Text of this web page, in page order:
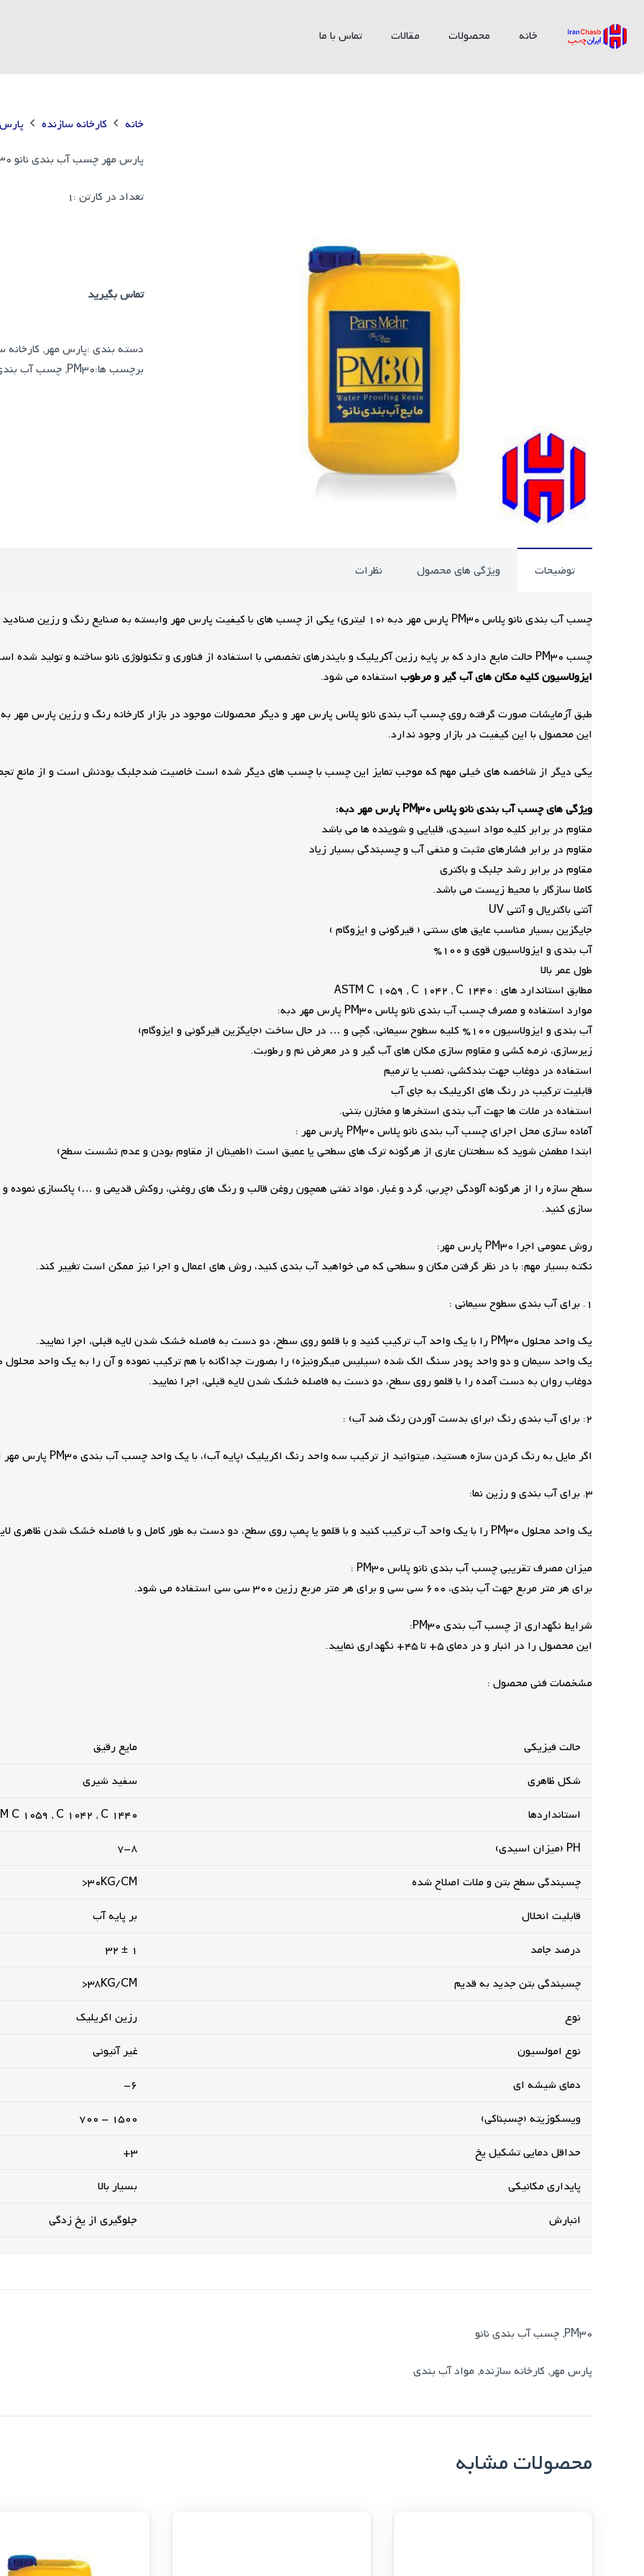
خانه محصولات مقالات تماس با ما
خانه کارخانه سازنده
پارس مهر چسب آب بندی نانو PM30 دبه
تعداد در کارتن :1
تماس بگیرید
دسته بندی :پارس مهر, کارخانه
برچسب ها:PM30
, چسب آب بندی
توضیحات ویژگی های محصول نظرات
چسب آب بندی نانو پلاس PM30 پارس مهر دبه (10 لیتری) یکی از چسب های با کیفیت پارس مهر وابسته به صنایع رنگ و رزین صنادید است که عضو انجمن بتن ایران می باشد.
چسب PM30 حالت مایع دارد که بر پایه رزین آکریلیک و بایندرهای تخصصی با استفاده از فناوری و تکنولوژی نانو ساخته و تولید شده است و صد در صد
ایزولاسیون کلیه مکان های آب گیر و مرطوب استفاده می شود.
این محصول با این کیفیت در بازار وجود ندارد.
یکی دیگر از شاخصه های خیلی مهم که موجب تمایز این چسب با چسب های دیگر شده است خاصیت ضدجلبک بودنش است و از مانع
ویژگی های چسب آب بندی نانو پلاس PM30 پارس مهر دبه:
مقاوم در برابر کلیه مواد اسیدی، قلیایی و شوینده ها می باشد
مقاوم در برابر فشارهای مثبت و منفی آب و چسبندگی بسیار زیاد
مقاوم در برابر رشد جلبک و باکتری
کاملا سازگار با محیط زیست می باشد.
آنتی باکتریال و آنتی UV
جایگزین بسیار مناسب عایق های سنتی ( قیرگونی و ایزوگام )
آب بندی و ایزولاسیون قوی و 100%
طول عمر بالا
مطابق استاندارد های : ASTM C 1059 , C 1042 , C 1440
موارد استفاده و مصرف چسب آب بندی نانو پلاس PM30 پارس مهر دبه:
آب بندی و ایزولاسیون 100% کلیه سطوح سیمانی، گچی و … در حال ساخت (جایگزین قیرگونی و ایزوگام)
زیرسازی، نرمه کشی و مقاوم سازی مکان های آب گیر و در معرض نم و رطوبت.
استفاده در دوغاب جهت بندکشی، نصب یا ترمیم
قابلیت ترکیب در رنگ های اکریلیک به جای آب
استفاده در ملات ها جهت آب بندی استخرها و مخازن بتنی.
آماده سازی محل اجرای چسب آب بندی نانو پلاس PM30 پارس مهر :
ابتدا مطمئن شوید که سطحتان عاری از هرگونه ترک های سطحی یا عمیق است (اطمینان از مقاوم بودن و عدم نشست سطح)
سطح سازه را از هرگونه آلودگی (چربی، گرد و غبار، مواد نفتی همچون روغن قالب و رنگ های روغنی، روکش قدیمی و …) پاکسازی
سازی کنید.
روش عمومی اجرا PM30 پارس مهر:
نکته بسیار مهم: با در نظر گرفتن مکان و سطحی که می خواهید آب بندی کنید، روش های اعمال و اجرا نیز ممکن است تغییر کند.
1. برای آب بندی سطوح سیمانی :
یک واحد محلول PM30 را با یک واحد آب ترکیب کنید و با قلمو روی سطح، دو دست به فاصله خشک شدن لایه قبلی، اجرا نمایید.
دوغاب روان به دست آمده را با قلمو روی سطح، دو دست به فاصله خشک شدن لایه قبلی، اجرا نمایید.
2: برای آب بندی رنگ (برای بدست آوردن رنگ ضد آب) :
اگر مایل به رنگ کردن سازه هستید، می­توانید از ترکیب سه واحد رنگ اکریلیک (پایه آب)، با یک واحد چسب آب بندی PM30 پارس مهر استفاده کنید.
3. برای آب بندی و رزین نما:
یک واحد محلول PM30 را با یک واحد آب ترکیب کنید و با قلمو یا پمپ روی سطح، دو دست به طور کامل و با فاصله خشک شدن ظاهری لایه اول اجرا نمایید.
میزان مصرف تقریبی چسب آب بندی نانو پلاس PM30 :
برای هر متر مربع جهت آب بندی، 600 سی سی و برای هر متر مربع رزین 300 سی سی استفاده می شود.
شرایط نگهداری از چسب آب بندی PM30:
این محصول را در انبار و در دمای 5+ تا 45+ نگهداری نمایید.
مشخصات فنی محصول :
حالت فیزیکی
مایع رقیق
شکل ظاهری
سفید شیری
استانداردها
C 1059 , C 1042 , C 1440
PH (میزان اسیدی)
7-8
چسبندگی سطح بتن و ملات اصلاح شده
30KG/CM<
قابلیت انحلال
بر پایه آب
درصد جامد
1 ± 32
چسبندگی بتن جدید به قدیم
38KG/CM<
نوع
رزین اکریلیک
نوع امولسیون
غیر آنیونی
دمای شیشه ای
6-
ویسکوزیته (چسبناکی)
1500 – 700
حداقل دمایی تشکیل یخ
3+
پایداری مکانیکی
بسیار بالا
انبارش
جلوگیری از یخ زدگی
PM30
, چسب آب بندی نانو
پارس مهر, کارخانه سازنده, مواد آب بندی
محصولات مشابه